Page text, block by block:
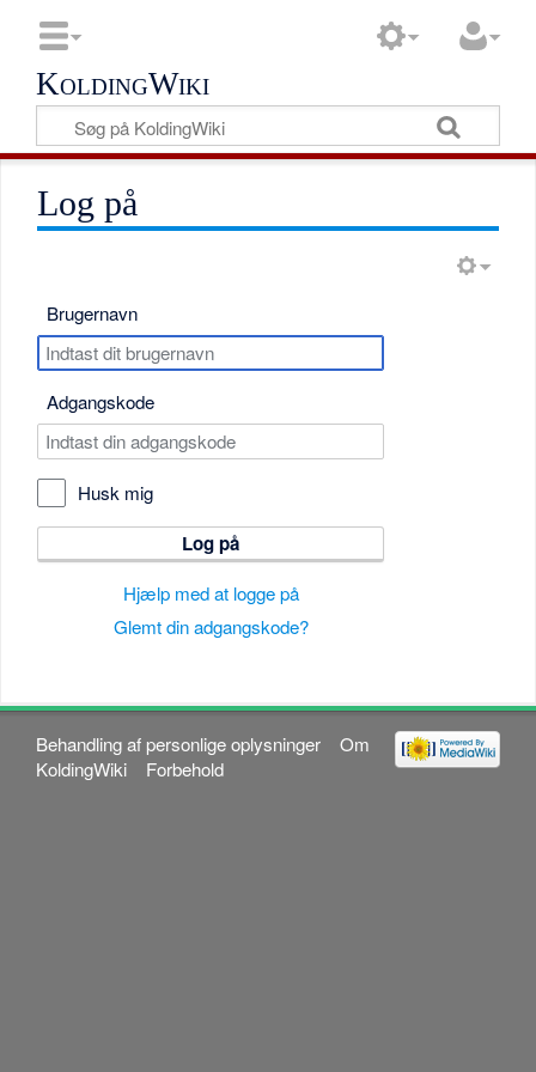
KoldingWiki
Log på
Brugernavn
Adgangskode
Husk mig
Log på
Hjælp med at logge på
Glemt din adgangskode?
Behandling af personlige oplysninger
Om
KoldingWiki
Forbehold